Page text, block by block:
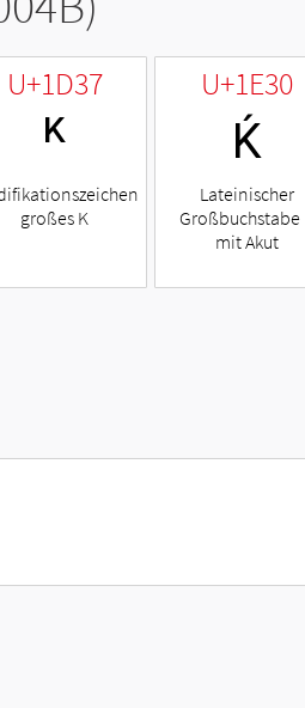
U+1D37
ᴷ
großes K
U+1E30
Ḱ
Lateinischer
Großbuchstabe
mit Akut